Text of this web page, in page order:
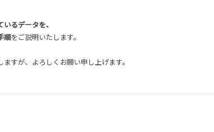
るデータを、
順をご説明いたします。
すが、よろしくお願い申し上げます。